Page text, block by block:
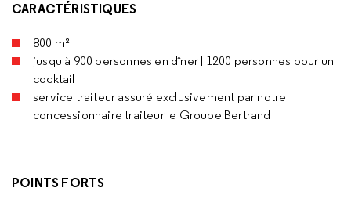
CARACTÉRISTIQUES
800 m²
jusqu'à 900 personnes en dîner | 1200 personnes pour un
cocktail
service traiteur assuré exclusivement par notre
concessionnaire traiteur le Groupe Bertrand
POINTS FORTS